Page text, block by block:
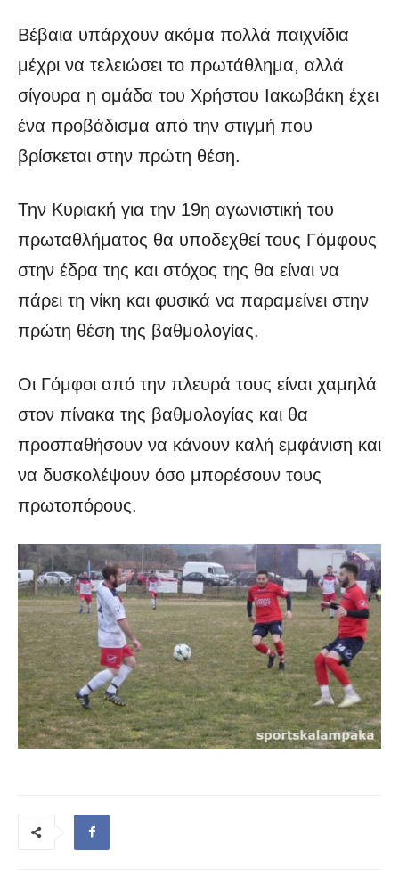
Βέβαια υπάρχουν ακόμα πολλά παιχνίδια
μέχρι να τελειώσει το πρωτάθλημα, αλλά
σίγουρα η ομάδα του Χρήστου Ιακωβάκη έχει
ένα προβάδισμα από την στιγμή που
βρίσκεται στην πρώτη θέση.
Την Κυριακή για την 19η αγωνιστική του
πρωταθλήματος θα υποδεχθεί τους Γόμφους
στην έδρα της και στόχος της θα είναι να
πάρει τη νίκη και φυσικά να παραμείνει στην
πρώτη θέση της βαθμολογίας.
Οι Γόμφοι από την πλευρά τους είναι χαμηλά
στον πίνακα της βαθμολογίας και θα
προσπαθήσουν να κάνουν καλή εμφάνιση και
να δυσκολέψουν όσο μπορέσουν τους
πρωτοπόρους.